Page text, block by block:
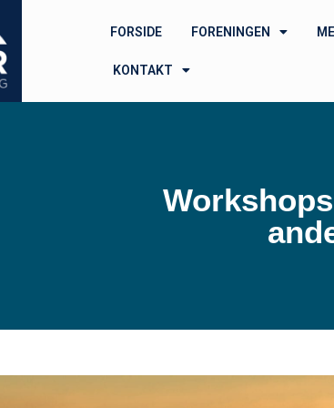
FORSIDE FORENINGEN
KONTAKT